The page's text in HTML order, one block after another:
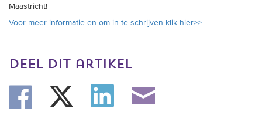
Over ons
Veelgestelde vragen
Maastricht!
Voor meer informatie en om in te schrijven klik hier>>
deel dit artikel